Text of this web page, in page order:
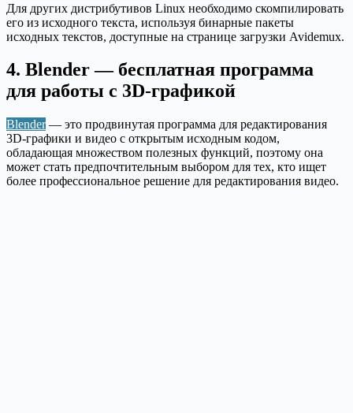
Для других дистрибутивов Linux необходимо скомпилировать
его из исходного текста, используя бинарные пакеты
исходных текстов, доступные на странице загрузки Avidemux.
4. Blender — бесплатная программа
для работы с 3D-графикой
Blender — это продвинутая программа для редактирования
3D-графики и видео с открытым исходным кодом,
обладающая множеством полезных функций, поэтому она
может стать предпочтительным выбором для тех, кто ищет
более профессиональное решение для редактирования видео.